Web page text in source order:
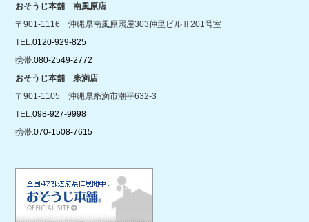
おそうじ本舗 南風原店
〒901-1116 沖縄県南風原照屋303仲里ビルⅡ201号室
TEL.0120-929-825
携帯.080-2549-2772
おそうじ本舗 糸満店
〒901-1105 沖縄県糸満市潮平632-3
TEL.098-927-9998
携帯.070-1508-7615